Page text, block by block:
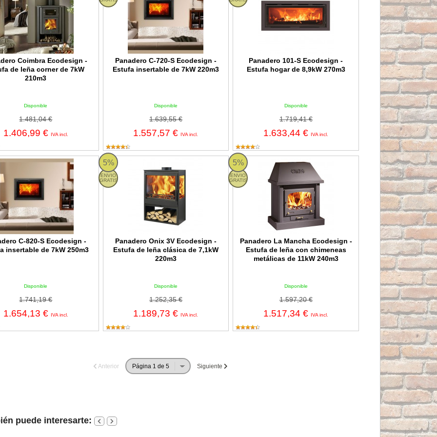
Coimbra Ecodesign -
de leña corner de 7kW
210m3
Disponible
1.481,04 €
1.406,99 € IVA incl.
Panadero C-720-S Ecodesign -
Estufa insertable de 7kW 220m3
Disponible
1.639,55 €
1.557,57 € IVA incl.
Panadero 101-S Ecodesign -
Estufa hogar de 8,9kW 270m3
Disponible
1.719,41 €
1.633,44 € IVA incl.
C-820-S Ecodesign -
insertable de 7kW 250m3
Disponible
1.741,19 €
1.654,13 € IVA incl.
C-820-S Ecodesign - Estufa insertable de 7kW 250m3
5%
ENVIO
GRATIS
Panadero Onix 3V Ecodesign -
Estufa de leña clásica de 7,1kW
220m3
Disponible
1.252,35 €
1.189,73 € IVA incl.
Panadero Onix 3V Ecodesign - Estufa de leña clásica de 7,1kW 220m3
5%
ENVIO
GRATIS
Panadero La Mancha Ecodesign -
Estufa de leña con chimeneas
metálicas de 11kW 240m3
Disponible
1.597,20 €
1.517,34 € IVA incl.
Panadero La Mancha Ecodesign - Estufa de leña con
Anterior Siguiente
puede interesarte: